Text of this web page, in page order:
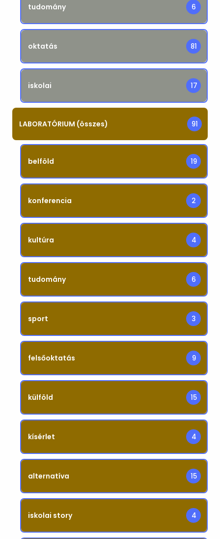
tudomány 6
oktatás 81
iskolai 17
LABORATÓRIUM (összes) 91
belföld 19
konferencia 2
kultúra 4
tudomány 6
sport 3
felsőoktatás 9
külföld 15
kísérlet 4
alternatíva 15
iskolai story 4